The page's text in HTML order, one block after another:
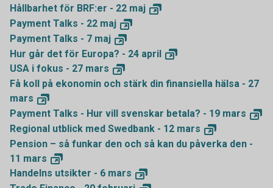
Hållbarhet för BRF:er - 22 maj
Payment Talks - 22 maj
Payment Talks - 7 maj
Hur går det för Europa? - 24 april
USA i fokus - 27 mars
Få koll på ekonomin och stärk din finansiella hälsa - 27
mars
Payment Talks - Hur vill svenskar betala? - 19 mars
Regional utblick med Swedbank - 12 mars
Pension – så funkar den och så kan du påverka den -
11 mars
Handelns utsikter - 6 mars